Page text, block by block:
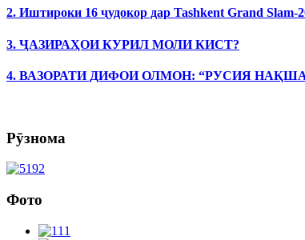
2. Иштироки 16 ҷудокор дар Tashkent Grand Slam-
3. ҶАЗИРАҲОИ КУРИЛ МОЛИ КИСТ?
4. ВАЗОРАТИ ДИФОИ ОЛМОН: “РУСИЯ
Рӯзнома
Фото